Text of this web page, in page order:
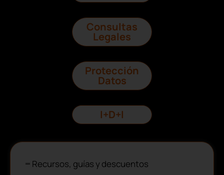
Consultas
Legales
Protección
Datos
I+D+I
Recursos, guías y descuentos